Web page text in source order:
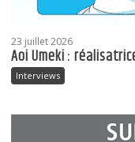
23 juillet 2026
Aoi Umeki :
Interviews